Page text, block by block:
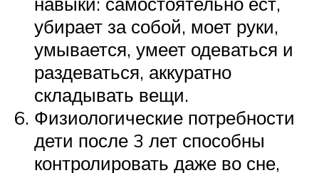
убирает за собой, моет руки,
умывается, умеет одеваться и
раздеваться, аккуратно
складывать вещи.
Физиологические потребности
дети после 3 лет способны
контролировать даже во сне,